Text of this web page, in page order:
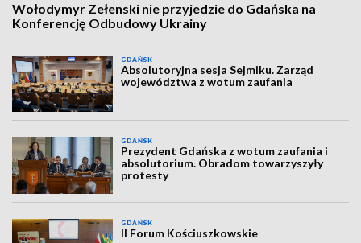
Wołodymyr Zełenski nie przyjedzie do Gdańska na
Konferencję Odbudowy Ukrainy
GDAŃSK
Absolutoryjna sesja Sejmiku. Zarząd
województwa z wotum zaufania
GDAŃSK
Prezydent Gdańska z wotum zaufania i
absolutorium. Obradom towarzyszyły
protesty
GDAŃSK
II Forum Kościuszkowskie